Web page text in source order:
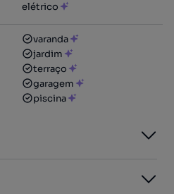
elétrico
varanda
jardim
terraço
garagem
piscina